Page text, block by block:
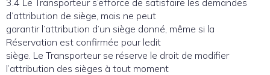
3.4 Le Transporteur s’efforce de satisfaire les demandes
d’attribution de siège, mais ne peut
garantir l’attribution d’un siège donné, même si la
Réservation est confirmée pour ledit
siège. Le Transporteur se réserve le droit de modifier
l’attribution des sièges à tout moment